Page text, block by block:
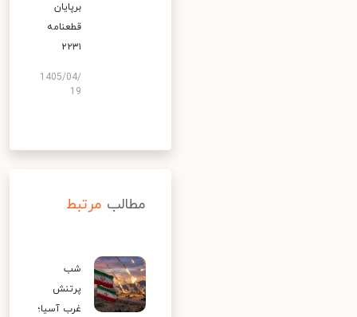
برپایان
قطعنامه
۲۲۳۱
1405/04/
19
مطالب مرتبط
شب
پرتنش
غرب آسیا؛